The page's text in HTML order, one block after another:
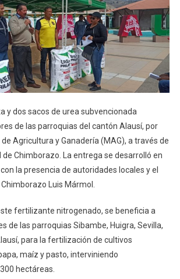
Alausí
Reciben
Urea
y dos sacos de urea subvencionada
de las parroquias del cantón Alausí, por
Agricultura y Ganadería (MAG), a través de
de Chimborazo. La entrega se desarrolló en
la presencia de autoridades locales y el
Luis Mármol.
fertilizante nitrogenado, se beneficia a
de las parroquias Sibambe, Huigra, Sevilla,
para la fertilización de cultivos
maíz y pasto, interviniendo
hectáreas.